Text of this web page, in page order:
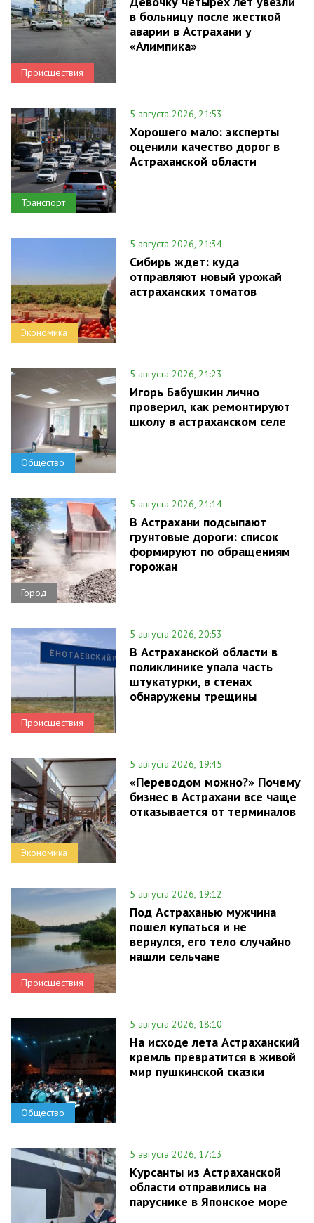
Происшествия
в больницу после жесткой
аварии в Астрахани у
«Алимпика»
Транспорт
5 августа 2026, 21:53
Хорошего мало: эксперты
оценили качество дорог в
Астраханской области
Экономика
5 августа 2026, 21:34
Сибирь ждет: куда
отправляют новый урожай
астраханских томатов
Общество
5 августа 2026, 21:23
Игорь Бабушкин лично
проверил, как ремонтируют
школу в астраханском селе
Город
5 августа 2026, 21:14
В Астрахани подсыпают
грунтовые дороги: список
формируют по обращениям
горожан
Происшествия
5 августа 2026, 20:53
В Астраханской области в
поликлинике упала часть
штукатурки, в стенах
обнаружены трещины
Экономика
5 августа 2026, 19:45
«Переводом можно?» Почему
бизнес в Астрахани все чаще
отказывается от терминалов
Происшествия
5 августа 2026, 19:12
Под Астраханью мужчина
пошел купаться и не
вернулся, его тело случайно
нашли сельчане
Общество
5 августа 2026, 18:10
На исходе лета Астраханский
кремль превратится в живой
мир пушкинской сказки
5 августа 2026, 17:13
Курсанты из Астраханской
области отправились на
паруснике в Японское море